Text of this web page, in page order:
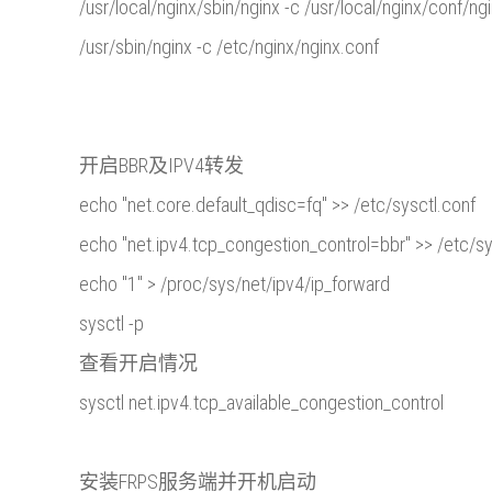
/usr/local/nginx/sbin/nginx -c /usr/local/nginx/conf/
/usr/sbin/nginx -c /etc/nginx/nginx.conf
开启BBR及IPV4转发
echo "net.core.default_qdisc=fq" >> /etc/sysctl.conf
echo "net.ipv4.tcp_congestion_control=bbr" >> /etc/
echo "1" > /proc/sys/net/ipv4/ip_forward
sysctl -p
查看开启情况
sysctl net.ipv4.tcp_available_congestion_control
安装FRPS服务端并开机启动